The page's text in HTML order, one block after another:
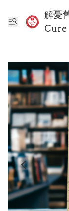
解憂
Cure